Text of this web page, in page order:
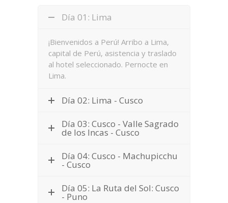
Día 01: Lima
¡Bienvenidos a Perú! Arribo a Lima,
capital de Perú, asistencia y traslado
al hotel seleccionado. Pernocte en
Lima.
Día 02: Lima - Cusco
Día 03: Cusco - Valle Sagrado
de los Incas - Cusco
Día 04: Cusco - Machupicchu
- Cusco
Día 05: La Ruta del Sol: Cusco
- Puno